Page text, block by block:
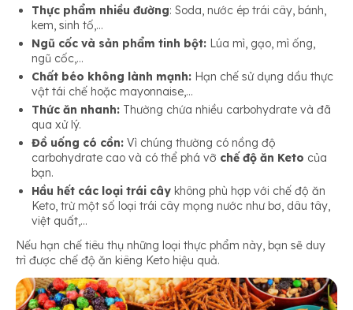
Thực phẩm nhiều đường: Soda, nước ép trái cây, bánh,
kem, sinh tố,…
Ngũ cốc và sản phẩm tinh bột: Lúa mì, gạo, mì ống,
ngũ cốc,…
Chất béo không lành mạnh: Hạn chế sử dụng dầu thực
vật tái chế hoặc mayonnaise,…
Thức ăn nhanh: Thường chứa nhiều carbohydrate và đã
qua xử lý.
Đồ uống có cồn: Vì chúng thường có nồng độ
carbohydrate cao và có thể phá vỡ chế độ ăn Keto của
bạn.
Hầu hết các loại trái cây không phù hợp với chế độ ăn
Keto, trừ một số loại trái cây mọng nước như bơ, dâu tây,
việt quất,…
Nếu hạn chế tiêu thụ những loại thực phẩm này, bạn sẽ duy
trì được chế độ ăn kiêng Keto hiệu quả.